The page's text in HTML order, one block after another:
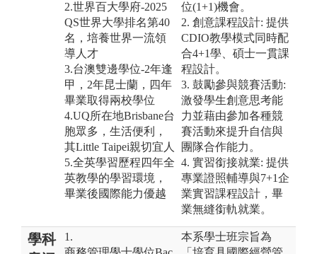
2.世界百大學府-2025
QS世界大學排名第40
名，培養世界一流領
導人才
3.台澳雙邊學位-2年逢
甲，2年昆士蘭，四年
畢業取得兩校學位
4.UQ所在地Brisbane台
胞眾多，生活便利，
其Little Taipei親切宜人
5.全英學習歷程四年全
英教學的學習環境，
畢業後國際能力優越
位(1+1)機會。
2. 創意課程設計: 提供
CDIO教學模式同時配
合4+1學、碩士一貫課
程設計。
3. 鼓勵參與競賽活動:
激發學生創意思考能
力並藉由參加各種競
賽活動來提升自信與
團隊合作能力。
4. 實習銜接就業: 提供
專業證照輔導與7+1企
業實習課程設計，畢
業無縫銜軌就業。
學科
1.
本系學士班宗旨為